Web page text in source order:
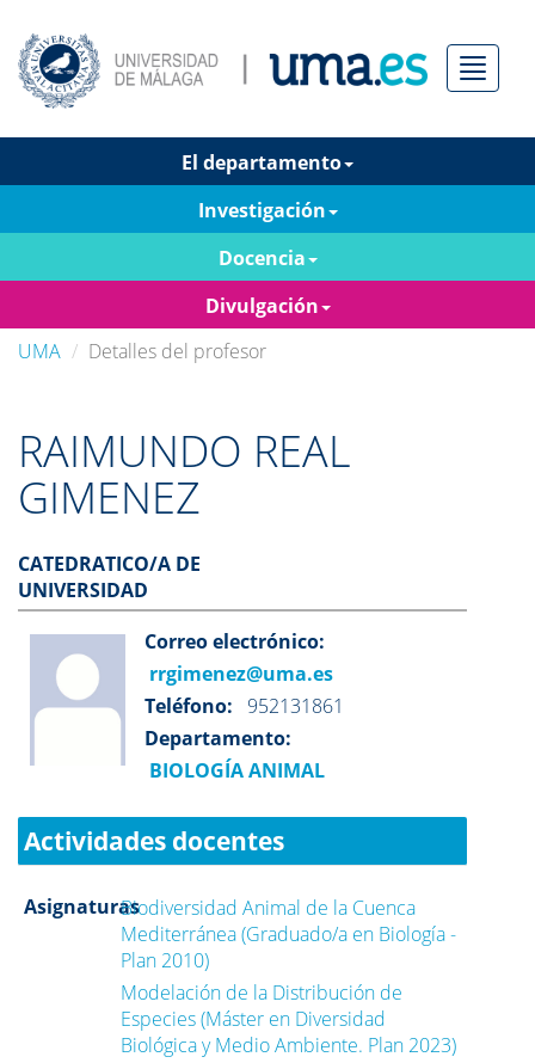
Menú
El departamento
Investigación
Docencia
Divulgación
UMA
Detalles del profesor
RAIMUNDO REAL
GIMENEZ
CATEDRATICO/A DE
UNIVERSIDAD
Correo electrónico:
rrgimenez@uma.es
Teléfono: 952131861
Departamento:
BIOLOGÍA ANIMAL
Actividades docentes
AsignaturasBiodiversidad Animal de la Cuenca
Mediterránea (Graduado/a en Biología -
Plan 2010)
Modelación de la Distribución de
Especies (Máster en Diversidad
Biológica y Medio Ambiente. Plan 2023)